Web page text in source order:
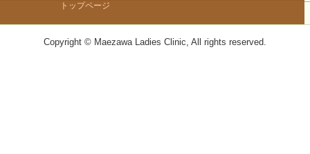
トップページ
Copyright © Maezawa Ladies Clinic, All rights reserved.